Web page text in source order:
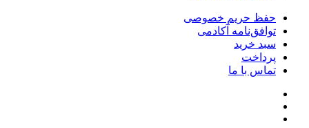
حفظ حریم خصوصی
توافق‌نامه آکادمی
سبد خرید
پرداخت
تماس با ما